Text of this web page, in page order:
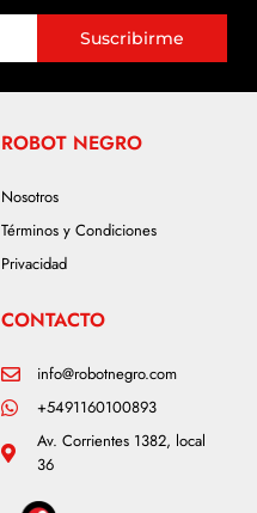
Suscribirme
ROBOT NEGRO
Nosotros
Términos y Condiciones
Privacidad
CONTACTO
info@robotnegro.com
+5491160100893
Av. Corrientes 1382, local
36